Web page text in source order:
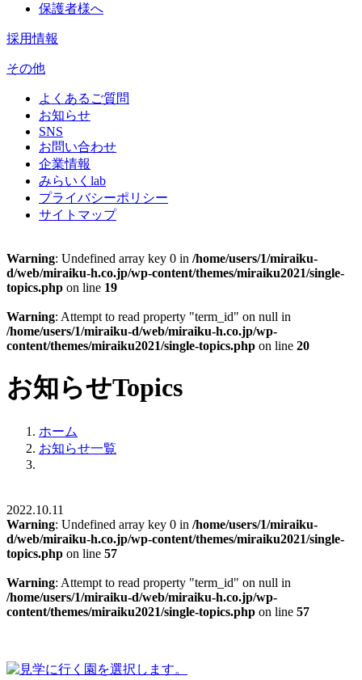
保護者様へ
採用情報
その他
よくあるご質問
お知らせ
SNS
お問い合わせ
企業情報
みらいくlab
プライバシーポリシー
サイトマップ
Warning: Undefined array key 0 in /home/users/1/miraiku-
d/web/miraiku-h.co.jp/wp-content/themes/miraiku2021/single-
topics.php on line 19
Warning: Attempt to read property "term_id" on null in
/home/users/1/miraiku-d/web/miraiku-h.co.jp/wp-
content/themes/miraiku2021/single-topics.php on line 20
お知らせTopics
ホーム
お知らせ一覧
2022.10.11
Warning: Undefined array key 0 in /home/users/1/miraiku-
d/web/miraiku-h.co.jp/wp-content/themes/miraiku2021/single-
topics.php on line 57
Warning: Attempt to read property "term_id" on null in
/home/users/1/miraiku-d/web/miraiku-h.co.jp/wp-
content/themes/miraiku2021/single-topics.php on line 57